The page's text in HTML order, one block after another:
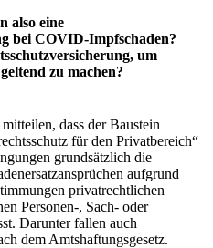
also eine
bei COVID-Impfschaden?
um
zu machen?
dass der Baustein
für den Privatbereich“
grundsätzlich die
aufgrund
privatrechtlichen
Personen-, Sach- oder
Darunter fallen auch
dem Amtshaftungsgesetz.